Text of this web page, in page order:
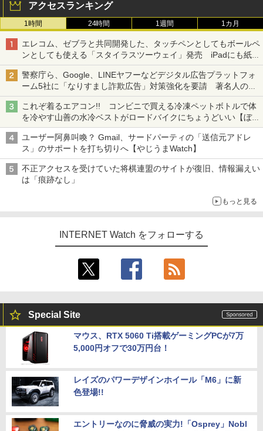
アクセスランキング
1時間 24時間 1週間 1カ月
エレコム、ゼブラと共同開発した、タッチペンとしてもボールペ
ンとしても使える「スタイラスツーウェイ」発売 iPadにも紙に
も、持ち替えずに書き込める
警察庁ら、Google、LINEヤフーなどデジタル広告プラットフォ
ーム5社に「なりすまし詐欺広告」対策強化を要請 著名人の写
真や映像を使った投資詐欺などへの対策として
これぞ着るエアコン!! コンビニで買える冷凍ペットボトルで体
を冷やす山善の水冷ベストがロードバイクにちょうどいい【ぼっ
ち・ざ・ろーど！その14】【空いた時間でなにしてる？】
ユーザー阿鼻叫喚？ Gmail、サードパーティの「送信元アドレ
ス」のサポートを打ち切りへ【やじうまWatch】
不正アクセスを受けていた将棋連盟のサイトが復旧、情報漏えい
は「痕跡なし」
もっと見る
INTERNET Watch をフォローする
Special Site
マウス、RTX 5060 Ti搭載ゲーミングPCが7万
5,000円オフで30万円台！
レイズのパワーデザインホイール「M6」に新
色登場!!
エントリーなのに脅威の実力!「Osprey」Nobl